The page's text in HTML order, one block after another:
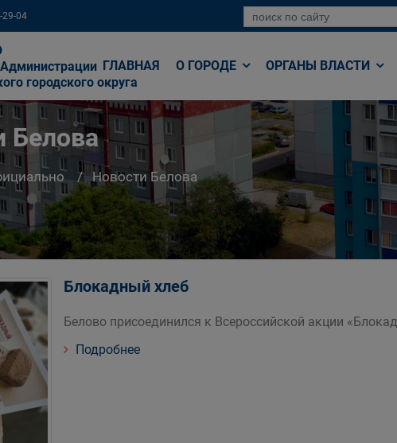
04
городского округа
ГЛАВНАЯ О ГОРОДЕ ОРГАНЫ ВЛАСТИ
Белова
Новости Белова
Блокадный хлеб
Белово присоединился к Всероссийской акции
Подробнее